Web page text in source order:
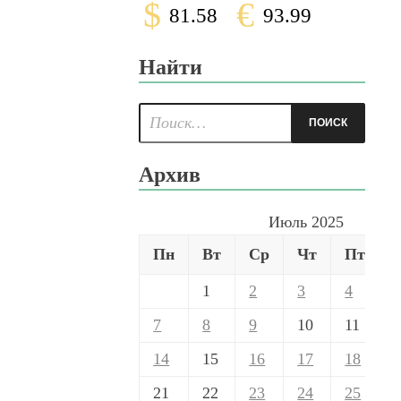
$ 81.58 € 93.99
Найти
Архив
Июль 2025
Пн
Вт Ср Чт Пт
1 2 3 4
7
8 9 10 11
14
15 16 17 18
21
22 23 24 25